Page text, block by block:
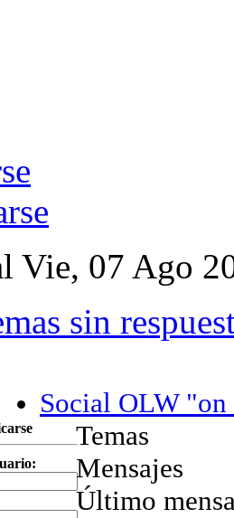
Vie, 07 Ago
sin
Social OLW
Temas
Mensajes
Último